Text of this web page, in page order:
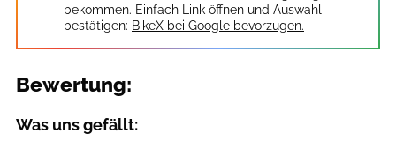
bekommen. Einfach Link öffnen und Auswahl
bestätigen: BikeX bei Google bevorzugen.
Bewertung:
Was uns gefällt: